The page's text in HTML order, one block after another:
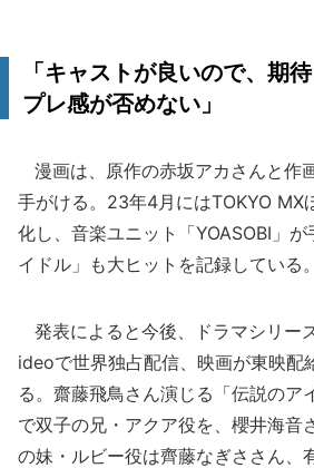
「キャストが良いので、期
プレ感が否めない」
漫画は、原作の赤坂アカさんと作
手がける。23年4月にはTOKYO MX
化し、音楽ユニット「YOASOBI」
イドル」も大ヒットを記録している。
発表によると今後、ドラマシリー
ideoで世界独占配信、映画が東映配
る。齋藤飛鳥さん演じる「伝説のア
で双子の兄・アクア役を、櫻井海音
の妹・ルビー役は齊藤なぎささん、